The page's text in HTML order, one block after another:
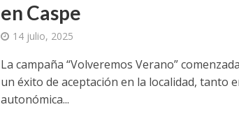
en Caspe
14 julio, 2025
La campaña “Volveremos Verano”
un éxito de aceptación en la localidad, tanto
autonómica...